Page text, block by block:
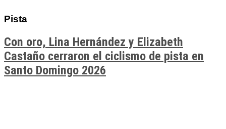
Pista
Con oro, Lina Hernández y Elizabeth
Castaño cerraron el ciclismo de pista en
Santo Domingo 2026